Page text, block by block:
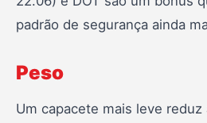
padrão de segurança ainda
Peso
Um capacete mais leve